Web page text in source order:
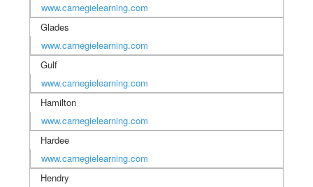
www.carnegielearning.com
Glades
www.carnegielearning.com
Gulf
www.carnegielearning.com
Hamilton
www.carnegielearning.com
Hardee
www.carnegielearning.com
Hendry